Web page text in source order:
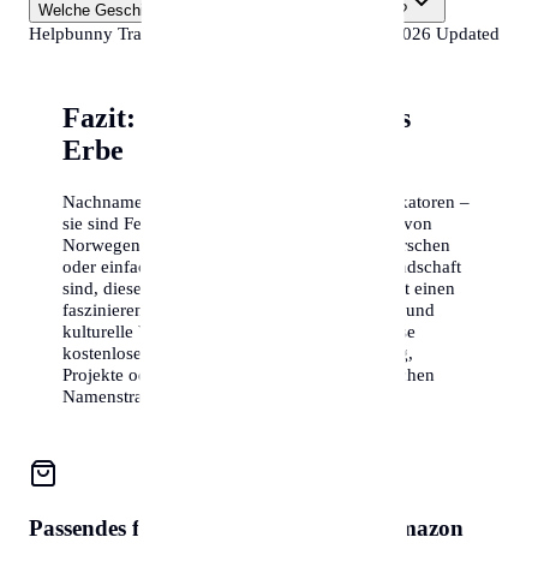
Welche Geschichte haben Nachnamen in Norwegen?
Helpbunny Travel Guide • • 2026 Updated
Fazit: Namen als kulturelles
Erbe
Nachnamen sind weit mehr als bloße Identifikatoren –
sie sind Fenster in die Geschichte und Kultur von
Norwegen. Ob Sie Ihre eigenen Wurzeln erforschen
oder einfach nur neugierig auf die Namenslandschaft
sind, diese Liste der Top 50 Nachnamen bietet einen
faszinierenden Einblick in die demografische und
kulturelle Vielfalt des Landes. Nutzen Sie diese
kostenlosen Informationen für Ihre Forschung,
Projekte oder einfach aus Interesse an der reichen
Namenstradition.
Passendes für auf Amazon